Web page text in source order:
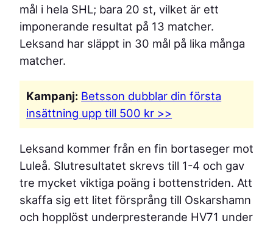
mål i hela SHL; bara 20 st, vilket är ett
imponerande resultat på 13 matcher.
Leksand har släppt in 30 mål på lika många
matcher.
Kampanj: Betsson dubblar din första
insättning upp till 500 kr >>
Leksand kommer från en fin bortaseger mot
Luleå. Slutresultatet skrevs till 1-4 och gav
tre mycket viktiga poäng i bottenstriden. Att
skaffa sig ett litet försprång till Oskarshamn
och hopplöst underpresterande HV71 under